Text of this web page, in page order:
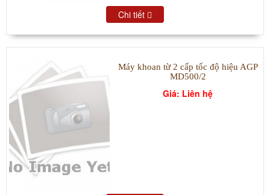
Chi tiết
Máy khoan từ 2 cấp tốc độ hiệu AGP
MD500/2
Giá: Liên hệ